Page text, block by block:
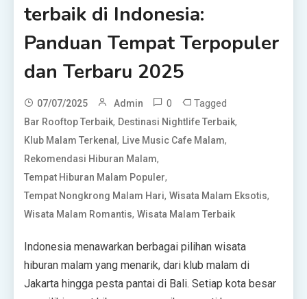
terbaik di Indonesia:
Panduan Tempat Terpopuler
dan Terbaru 2025
07/07/2025 Admin 0 Tagged
Bar Rooftop Terbaik, Destinasi Nightlife Terbaik,
Klub Malam Terkenal, Live Music Cafe Malam,
Rekomendasi Hiburan Malam,
Tempat Hiburan Malam Populer,
Tempat Nongkrong Malam Hari,Wisata Malam Eksotis,
Wisata Malam Romantis,Wisata Malam Terbaik
Indonesia menawarkan berbagai pilihan wisata
hiburan malam yang menarik, dari klub malam di
Jakarta hingga pesta pantai di Bali. Setiap kota besar